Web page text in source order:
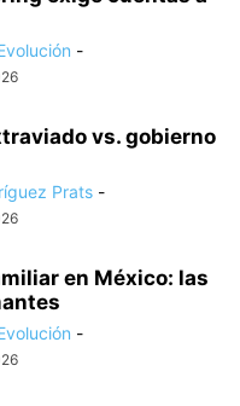
-
vs. gobierno
Prats -
en México: las
-